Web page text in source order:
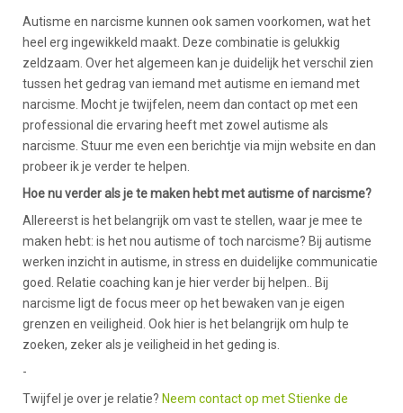
Autisme en narcisme kunnen ook samen voorkomen, wat het
heel erg ingewikkeld maakt. Deze combinatie is gelukkig
zeldzaam. Over het algemeen kan je duidelijk het verschil zien
tussen het gedrag van iemand met autisme en iemand met
narcisme. Mocht je twijfelen, neem dan contact op met een
professional die ervaring heeft met zowel autisme als
narcisme. Stuur me even een berichtje via mijn website en dan
probeer ik je verder te helpen.
Hoe nu verder als je te maken hebt met autisme of narcisme?
Allereerst is het belangrijk om vast te stellen, waar je mee te
maken hebt: is het nou autisme of toch narcisme? Bij autisme
werken inzicht in autisme, in stress en duidelijke communicatie
goed. Relatie coaching kan je hier verder bij helpen.. Bij
narcisme ligt de focus meer op het bewaken van je eigen
grenzen en veiligheid. Ook hier is het belangrijk om hulp te
zoeken, zeker als je veiligheid in het geding is.
-
Twijfel je over je relatie? Neem contact op met Stienke de